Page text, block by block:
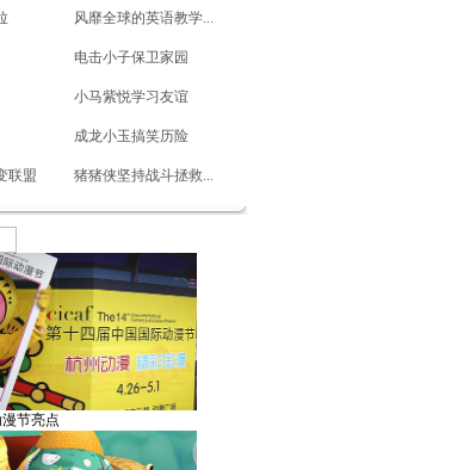
风靡全球的英语教学...
电击小子保卫家园
小马紫悦学习友谊
成龙小玉搞笑历险
联盟 猪猪侠坚持战斗拯救...
节亮点